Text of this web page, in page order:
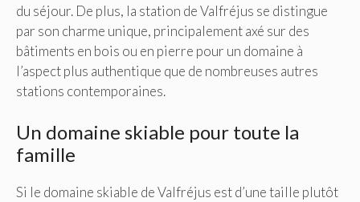
du séjour. De plus, la station de Valfréjus se distingue
par son charme unique, principalement axé sur des
bâtiments en bois ou en pierre pour un domaine à
l’aspect plus authentique que de nombreuses autres
stations contemporaines.
Un domaine skiable pour toute la
famille
Si le domaine skiable de Valfréjus est d’une taille plutôt